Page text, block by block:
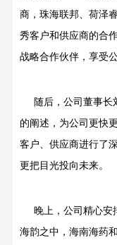
商，珠海联邦、荷泽
秀客户和供应商的合
战略合作伙伴，享受
随后，公司董事长
的阐述，为公司更快
客户、供应商进行了
更把目光投向未来。
晚上，公司精心安
海韵之中，海南海药